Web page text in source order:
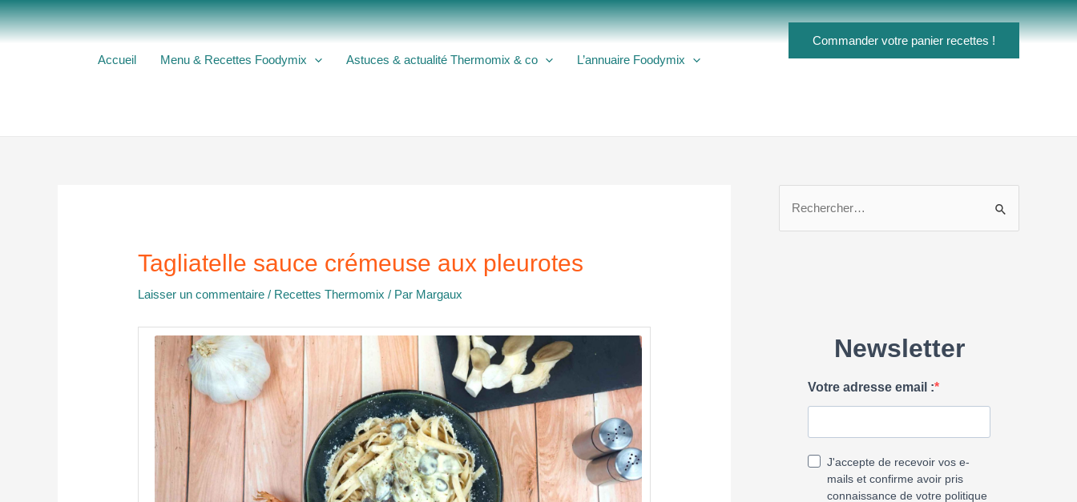
Aller
au
Accueil
Menu & Recettes Foodymix Astuces & actualité Thermomix & co L’annuaire Foodymix
Commander votre panier recettes !
Tagliatelle sauce crémeuse aux pleurotes
Laisser un commentaire / Recettes Thermomix / Par Margaux